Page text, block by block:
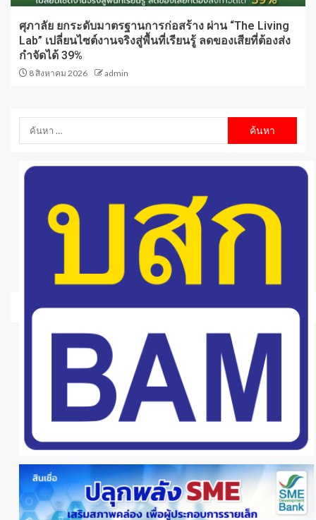
ศุภาลัย ยกระดับมาตรฐานการก่อสร้าง ผ่าน “The Living
Lab” เปลี่ยนไซต์งานจริงสู่พื้นที่เรียนรู้ ลดของเสียที่ต้องส่ง
กำจัดได้ 39%
8 สิงหาคม 2026 admin